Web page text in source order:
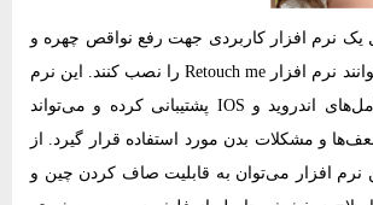
یک نرم‌ افزار کاربردی جهت رفع نواقص چهره و
بدن خود هستند می‌توانند نرم‌ افزار Retouch me را نصب کنند. این نرم‌
افزار از سیستم عامل‌های اندروید و IOS پشتیبانی کرده و می‌تواند
و مشکلات بدن مورد استفاده قرار گیرد. از
نرم‌ افزار می‌توان به قابلیت صاف کردن چین و